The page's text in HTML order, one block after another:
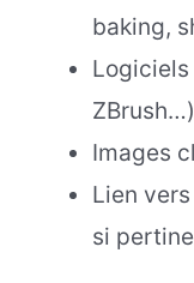
baking,
Logiciels
ZBrush…)
Images
Lien
si